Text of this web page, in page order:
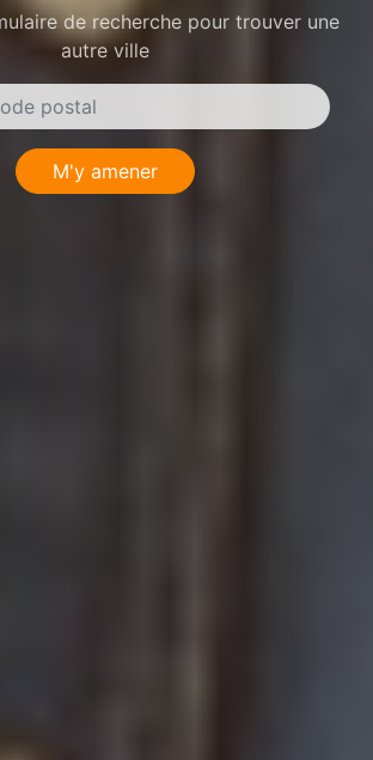
de recherche pour trouver une
autre ville
M'y amener